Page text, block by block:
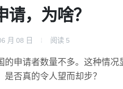
请，为啥？
月 08 日 阅读 5
申请者数量不多。这种情况
否真的令人望而却步？